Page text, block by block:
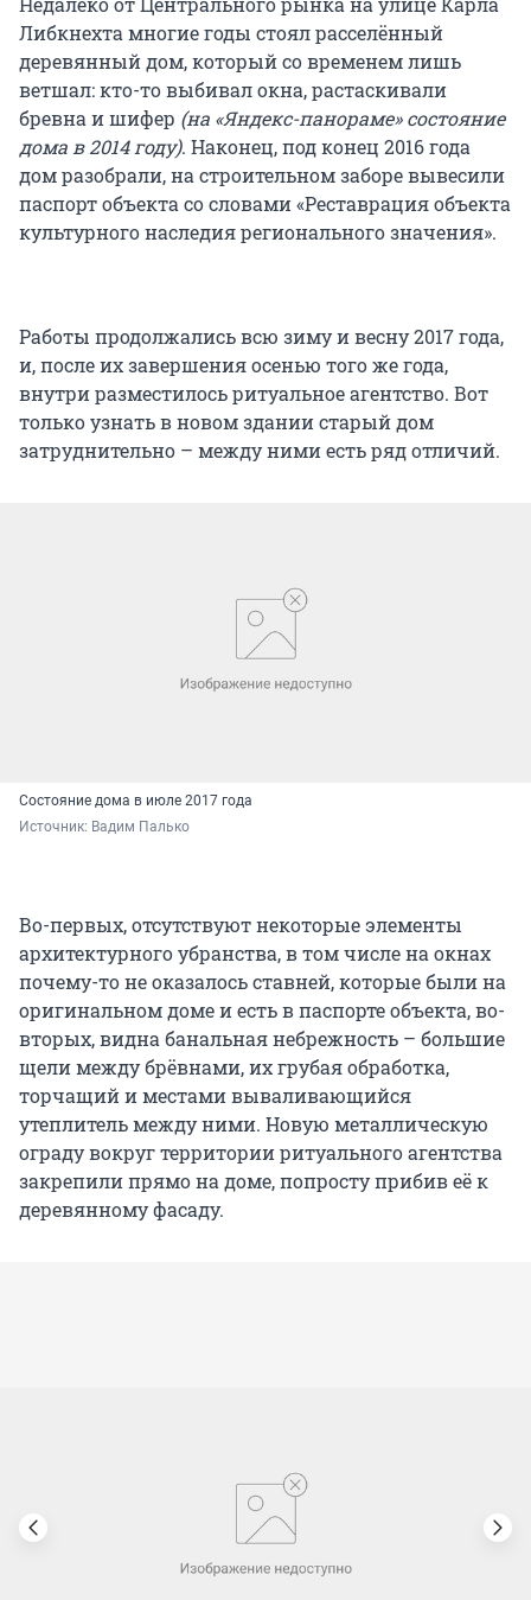
Либкнехта многие годы стоял расселённый
деревянный дом, который со временем лишь
ветшал: кто-то выбивал окна, растаскивали
бревна и шифер (на «Яндекс-панораме» состояние
дома в 2014 году). Наконец, под конец 2016 года
дом разобрали, на строительном заборе вывесили
паспорт объекта со словами «Реставрация объекта
культурного наследия регионального значения».
Работы продолжались всю зиму и весну 2017 года,
и, после их завершения осенью того же года,
внутри разместилось ритуальное агентство. Вот
только узнать в новом здании старый дом
затруднительно – между ними есть ряд отличий.
Состояние дома в июле 2017 года
Источник: Вадим Палько
Во-первых, отсутствуют некоторые элементы
архитектурного убранства, в том числе на окнах
почему-то не оказалось ставней, которые были на
оригинальном доме и есть в паспорте объекта, во-
вторых, видна банальная небрежность – большие
щели между брёвнами, их грубая обработка,
торчащий и местами вываливающийся
утеплитель между ними. Новую металлическую
ограду вокруг территории ритуального агентства
закрепили прямо на доме, попросту прибив её к
деревянному фасаду.